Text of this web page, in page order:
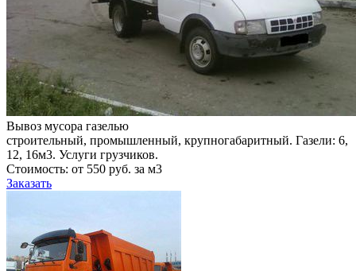
Вывоз мусора газелью
строительный, промышленный, крупногабаритный. Газели: 6,
12, 16м3. Услуги грузчиков.
Стоимость: от 550 руб. за м3
Заказать